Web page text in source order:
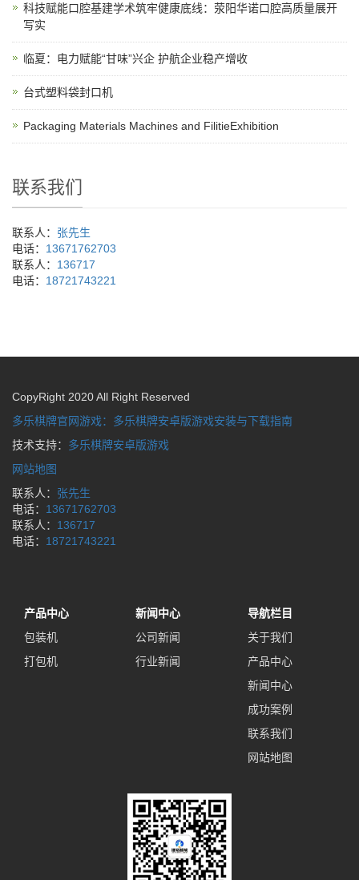
科技赋能口腔基建学术筑牢健康底线：荥阳华诺口腔高质量展开
写实
临夏：电力赋能“甘味”兴企 护航企业稳产增收
台式塑料袋封口机
Packaging Materials Machines and FilitieExhibition
联系我们
联系人： 张先生
电话： 13671762703
联系人： 136717
电话： 18721743221
CopyRight 2020 All Right Reserved
多乐棋牌官网游戏：多乐棋牌安卓版游戏安装与下载指南
技术支持： 多乐棋牌安卓版游戏
网站地图
联系人： 张先生
电话： 13671762703
联系人： 136717
电话： 18721743221
产品中心
包装机
打包机
新闻中心
公司新闻
行业新闻
导航栏目
关于我们
产品中心
新闻中心
成功案例
联系我们
网站地图